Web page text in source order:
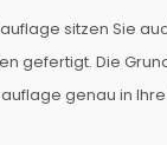
sitzen Sie
gefertigt. Die
genau in